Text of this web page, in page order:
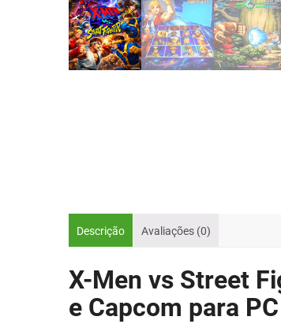
Descrição Avaliações (0)
X-Men vs Street
e Capcom para PC